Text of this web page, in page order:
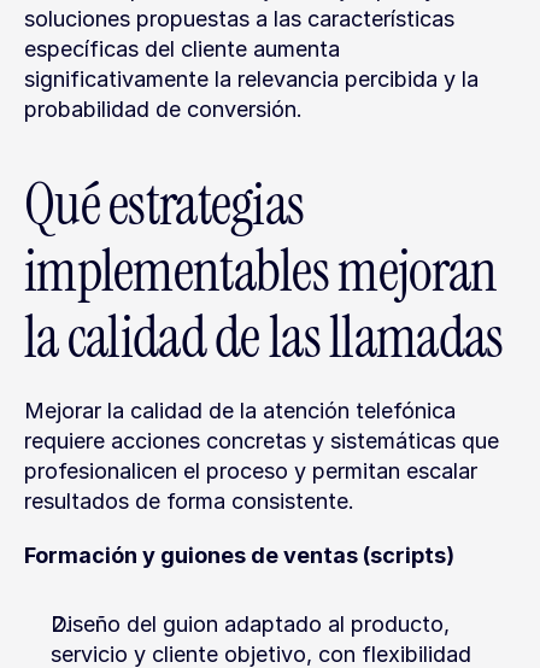
soluciones propuestas a las características
específicas del cliente aumenta
significativamente la relevancia percibida y la
probabilidad de conversión.
Qué estrategias
implementables mejoran
la calidad de las llamadas
Mejorar la calidad de la atención telefónica
requiere acciones concretas y sistemáticas que
profesionalicen el proceso y permitan escalar
resultados de forma consistente.
Formación y guiones de ventas (scripts)
Diseño del guion adaptado al producto,
servicio y cliente objetivo, con flexibilidad